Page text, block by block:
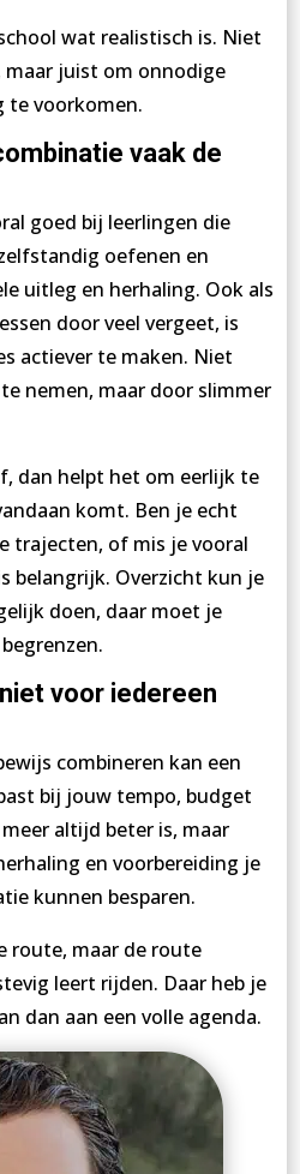
wat realistisch is. Niet
juist om onnodige
te voorkomen.
vaak de
goed bij leerlingen die
oefenen en
uitleg en herhaling. Ook als
door veel vergeet, is
actiever te maken. Niet
nemen, maar door slimmer
dan helpt het om eerlijk te
komt. Ben je echt
trajecten, of mis je vooral
belangrijk. Overzicht kun je
doen, daar moet je
voor iedereen
combineren kan een
bij jouw tempo, budget
altijd beter is, maar
en voorbereiding je
kunnen besparen.
route, maar de route
leert rijden. Daar heb je
dan aan een volle agenda.